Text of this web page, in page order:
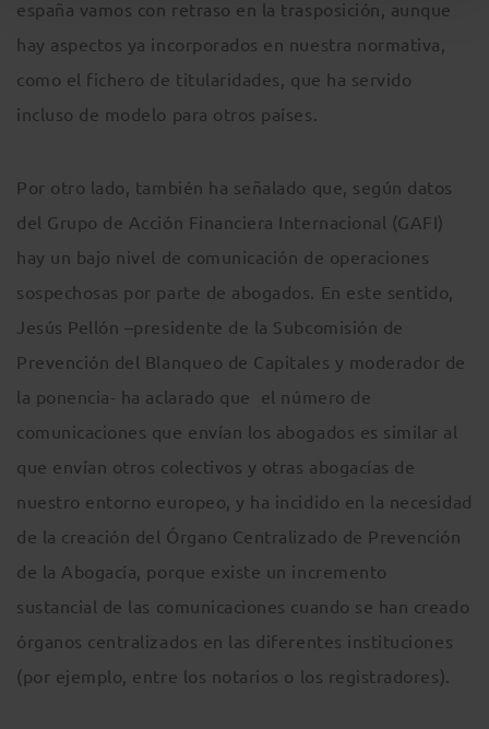
españa vamos con retraso en la trasposición, aunque
hay aspectos ya incorporados en nuestra normativa,
como el fichero de titularidades, que ha servido
incluso de modelo para otros países.
Por otro lado, también ha señalado que, según datos
del Grupo de Acción Financiera Internacional (GAFI)
hay un bajo nivel de comunicación de operaciones
sospechosas por parte de abogados. En este sentido,
Jesús Pellón –presidente de la Subcomisión de
Prevención del Blanqueo de Capitales y moderador de
la ponencia- ha aclarado que el número de
comunicaciones que envían los abogados es similar al
que envían otros colectivos y otras abogacías de
nuestro entorno europeo, y ha incidido en la necesidad
de la creación del Órgano Centralizado de Prevención
de la Abogacía, porque existe un incremento
sustancial de las comunicaciones cuando se han creado
órganos centralizados en las diferentes instituciones
(por ejemplo, entre los notarios o los registradores).